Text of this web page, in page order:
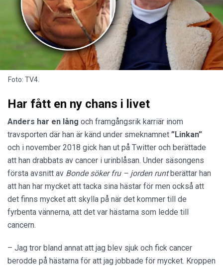
Foto: TV4.
Har fått en ny chans i livet
Anders har en lång och framgångsrik karriär inom
travsporten där han är känd under smeknamnet ”Linkan”
och i november 2018 gick han ut på Twitter och berättade
att han drabbats av cancer i urinblåsan. Under säsongens
första avsnitt av Bonde söker fru – jorden runtberättar han
att han har mycket att tacka sina hästar för men också att
det finns mycket att skylla på när det kommer till de
fyrbenta vännerna, att det var hästarna som ledde till
cancern.
– Jag tror bland annat att jag blev sjuk och fick cancer
berodde på hästarna för att jag jobbade för mycket. Kroppen